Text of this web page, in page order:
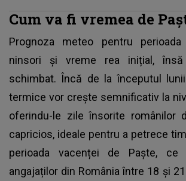
Cum va fi vremea de
Prognoza meteo pentru perioada
ninsori și vreme rea inițial,
schimbat. Încă de la începutul
termice vor crește semnificativ la
oferindu-le zile însorite românilor
capricios, ideale pentru a petrece
perioada vacenței de Paște, ce
angajaților din România între 18 și